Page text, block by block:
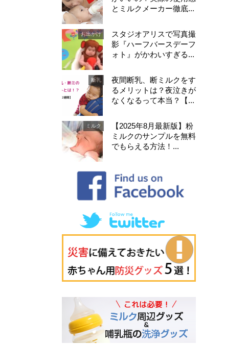
とミルクメーカー徹底...
お出かけ
スタジオアリスで写真撮
影『ハーフバースデーフ
ォト』がかわいすぎる...
断乳
夜間断乳、断ミルクをす
るメリットは？夜泣きが
なくなるって本当？【...
ミルク
【2025年8月最新版】粉
ミルクのサンプルを無料
でもらえる方法！...